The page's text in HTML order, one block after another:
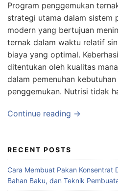
Program penggemukan
strategi utama dalam sistem
modern yang bertujuan
ternak dalam waktu relatif
biaya yang optimal.
ditentukan oleh kualitas
dalam pemenuhan
penggemukan. Nutrisi tidak
Continue reading →
RECENT POSTS
Cara Membuat Pakan Konsentrat
Bahan Baku, dan Teknik